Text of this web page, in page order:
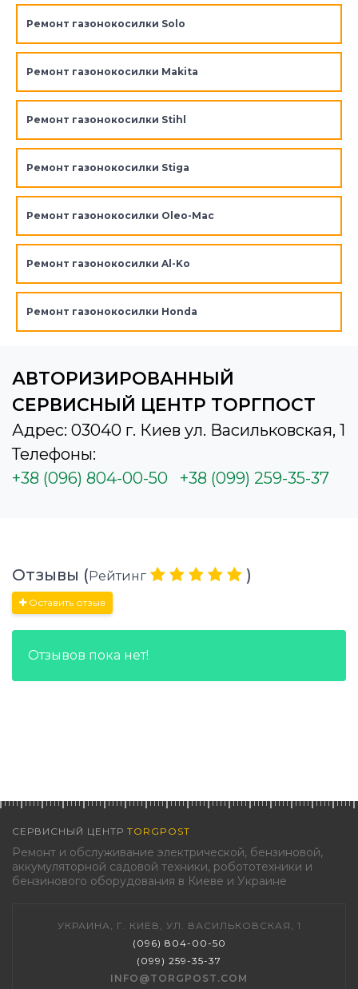
Ремонт газонокосилки Solo
Ремонт газонокосилки Makita
Ремонт газонокосилки Stihl
Ремонт газонокосилки Stiga
Ремонт газонокосилки Oleo-Mac
Ремонт газонокосилки Al-Ko
Ремонт газонокосилки Honda
АВТОРИЗИРОВАННЫЙ
СЕРВИСНЫЙ ЦЕНТР ТОРГПОСТ
Адрес: 03040 г. Киев ул. Васильковская, 1
Телефоны:
+38 (096) 804-00-50
+38 (099) 259-35-37
Отзывы ( Рейтинг )
Оставить отзыв
Отзывов пока нет!
СЕРВИСНЫЙ ЦЕНТР TORGPOST
Ремонт и обслуживание электрической, бензиновой,
аккумуляторной садовой техники, робототехники и
бензинового оборудования в Киеве и Украине
УКРАИНА, Г. КИЕВ, УЛ. ВАСИЛЬКОВСКАЯ, 1
(096) 804-00-50
(099) 259-35-37
INFO@TORGPOST.COM